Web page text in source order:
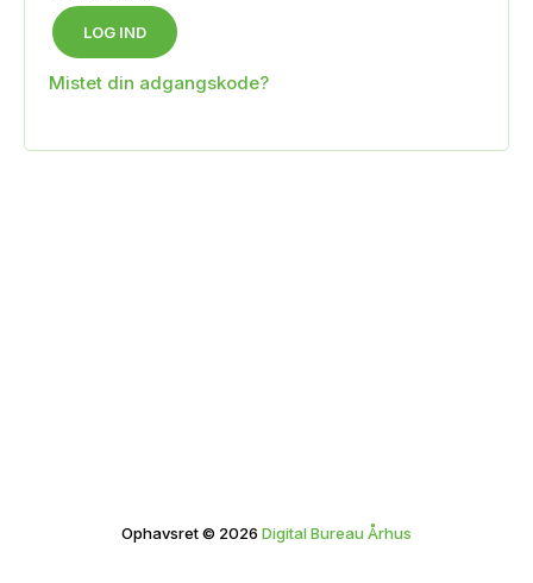
LOG IND
Mistet din adgangskode?
Ophavsret © 2026 Digital Bureau Århus